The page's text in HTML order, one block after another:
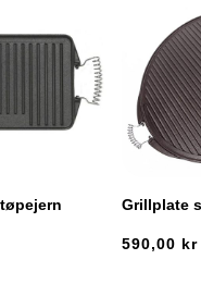
Grillplate
590,00 kr